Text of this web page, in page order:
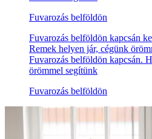
Fuvarozás belföldön
Fuvarozás belföldön kapcsán
Remek helyen jár, cégünk
Fuvarozás belföldön kapcsán.
örömmel segítünk
Fuvarozás belföldön